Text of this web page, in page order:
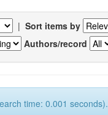
| Sort items by
Authors/record
time: 0.001 seconds).